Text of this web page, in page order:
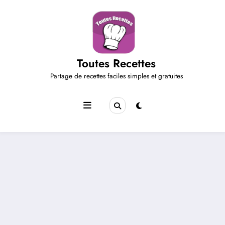
Toutes Recettes
Partage de recettes faciles simples et gratuites